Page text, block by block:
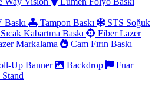
Baskı Tampon Baskı
STS Soğuk
Kabartma Baskı
Fiber Lazer
Markalama
Cam Fırın Baskı
Up Banner Backdrop
Fuar